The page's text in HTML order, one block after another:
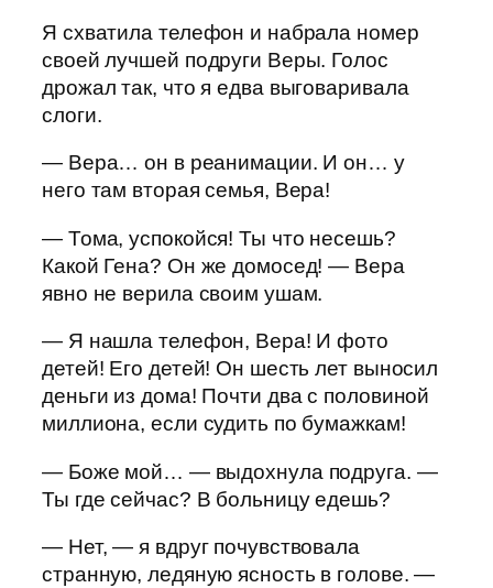
Я схватила телефон и набрала номер
своей лучшей подруги Веры. Голос
дрожал так, что я едва выговаривала
слоги.
— Вера… он в реанимации. И он… у
него там вторая семья, Вера!
— Тома, успокойся! Ты что несешь?
Какой Гена? Он же домосед! — Вера
явно не верила своим ушам.
— Я нашла телефон, Вера! И фото
детей! Его детей! Он шесть лет выносил
деньги из дома! Почти два с половиной
миллиона, если судить по бумажкам!
— Боже мой… — выдохнула подруга. —
Ты где сейчас? В больницу едешь?
— Нет, — я вдруг почувствовала
странную, ледяную ясность в голове. —